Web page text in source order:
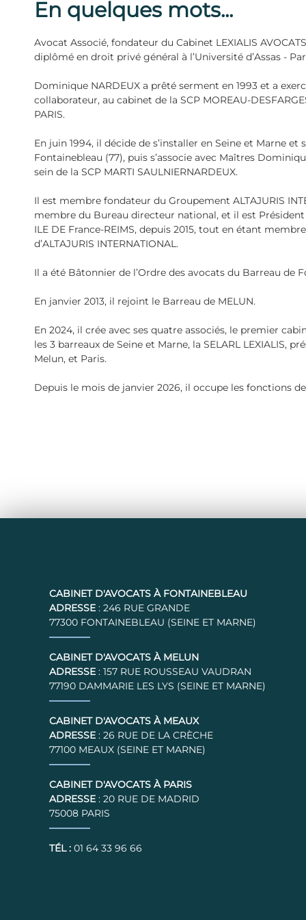
a
En quelques mots...
Avocat Associé, fondateur du Cabinet LEXIALIS
diplômé en droit privé général à l’Université d’Assas -
Dominique NARDEUX a prêté serment en 1993 et a
collaborateur, au cabinet de la SCP MOREAU-
PARIS.
En juin 1994, il décide de s’installer en Seine et Marne et
Fontainebleau (77), puis s’associe avec Maîtres
sein de la SCP MARTI SAULNIERNARDEUX.
Il est membre fondateur du Groupement ALTAJURIS
membre du Bureau directeur national, et il est Président
ILE DE France-REIMS, depuis 2015, tout en étant
d’ALTAJURIS INTERNATIONAL.
Il a été Bâtonnier de l’Ordre des avocats du Barreau de
En janvier 2013, il rejoint le Barreau de MELUN.
En 2024, il crée avec ses quatre associés, le premier
les 3 barreaux de Seine et Marne, la SELARL LEXIALIS,
Melun, et Paris.
Depuis le mois de janvier 2026, il occupe les fonctions
CABINET D'AVOCATS À FONTAINEBLEAU
ADRESSE : 246 RUE GRANDE
77300 FONTAINEBLEAU (SEINE ET MARNE)
CABINET D'AVOCATS À MELUN
ADRESSE : 157 RUE ROUSSEAU VAUDRAN
77190 DAMMARIE LES LYS (SEINE ET MARNE)
CABINET D'AVOCATS À MEAUX
ADRESSE : 26 RUE DE LA CRÈCHE
77100 MEAUX (SEINE ET MARNE)
CABINET D'AVOCATS À PARIS
ADRESSE : 20 RUE DE MADRID
75008 PARIS
TÉL : 01 64 33 96 66